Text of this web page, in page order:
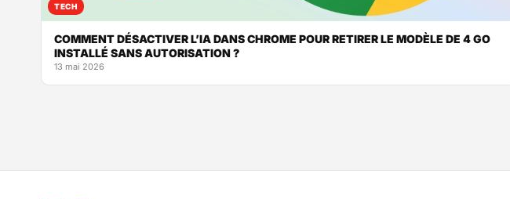
TECH
COMMENT DÉSACTIVER L’IA DANS CHROME POUR RETIRER LE MODÈLE DE 4 GO
INSTALLÉ SANS AUTORISATION ?
13 mai 2026